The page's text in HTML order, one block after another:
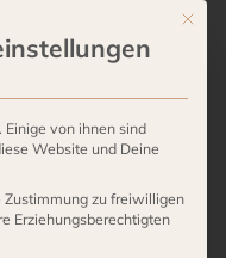
Mit
von ihnen sind
Website und Deine
Zustimmung zu freiwilligen
Erziehungsberechtigten